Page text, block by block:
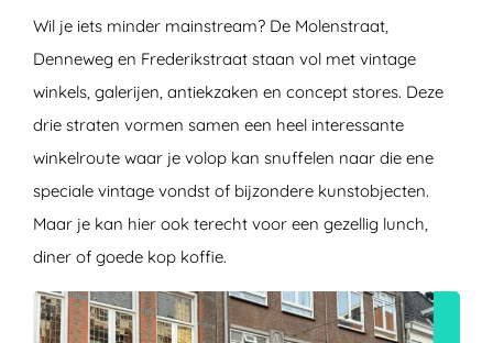
Wil je iets minder mainstream? De Molenstraat,
Denneweg en Frederikstraat staan vol met vintage
winkels, galerijen, antiekzaken en concept stores. Deze
drie straten vormen samen een heel interessante
winkelroute waar je volop kan snuffelen naar die ene
speciale vintage vondst of bijzondere kunstobjecten.
Maar je kan hier ook terecht voor een gezellig lunch,
diner of goede kop koffie.